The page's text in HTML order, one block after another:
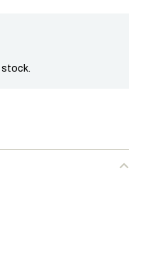
stock.